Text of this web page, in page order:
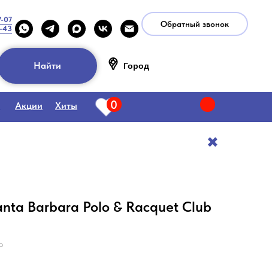
07
43
Обратный звонок
Найти Город
Акции Хиты 0
✖️
Barbara Polo & Racquet Club